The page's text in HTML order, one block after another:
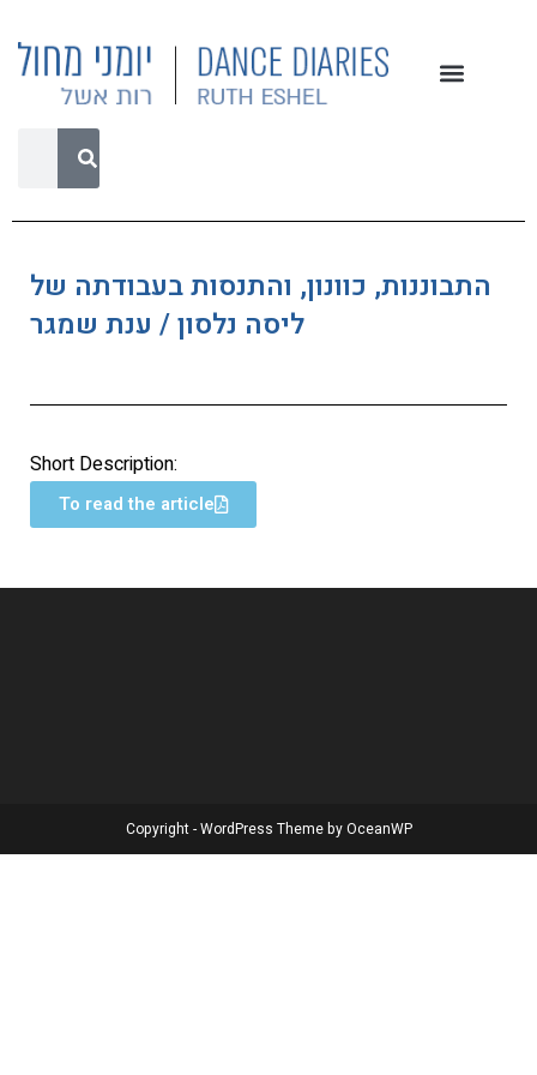
התבוננות, כוונון, והתנסות בעבודתה של
ליסה נלסון / ענת שמגר
Short Description:
To read the article
Copyright - WordPress Theme by OceanWP